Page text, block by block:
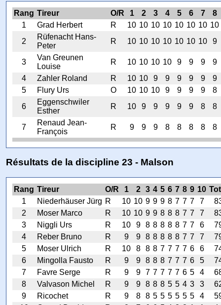
Rang Tireur O/R 1 2 3 4 5 6 7
8
1
Grad Herbert R 10 10 10 10 10 10 10 10
2
Rüfenacht Hans-
Peter
R 10 10 10 10 10 10 10 9
3
Van Greunen
Louise
R 10 10 10 10 9 9 9
9
4
Zahler Roland R 10 10 9 9 9 9 9
9
5
Flury Urs O 10 10 10 9 9 9 9
8
6
Eggenschwiler
Esther
R 10 9 9 9 9 9 8 8
7
Renaud Jean-
François
R 9 9 9 8 8 8 8 8
Résultats de la discipline 23 - Malson
Rang Tireur O/R 1 2 3 4 5 6 7 8 9 10
1
Niederhäuser Jürg R 10 10 9 9 9 8 7 7 7 7
2
Moser Marco R 10 10 9 9 8 8 8 7 7 7
3
Niggli Urs R 10 9 8 8 8 8 8 7 7 6
4
Reber Bruno R 9 9 8 8 8 8 8 7 7 7
5
Moser Ulrich R 10 8 8 8 7 7 7 7 6 6
6
Mingolla Fausto R 9 9 8 8 8 7 7 7 6 5
7
Favre Serge R 9 9 7 7 7 7 7 6 5 4
8
Valvason Michel R 9 9 8 8 8 5 5 4 3 3
9
Ricochet R 9 8 8 5 5 5 5 5 5 4